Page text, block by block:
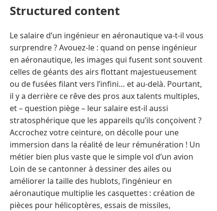
Structured content
Le salaire d’un ingénieur en aéronautique va-t-il vous
surprendre ? Avouez-le : quand on pense ingénieur
en aéronautique, les images qui fusent sont souvent
celles de géants des airs flottant majestueusement
ou de fusées filant vers l’infini… et au-delà. Pourtant,
il y a derrière ce rêve des pros aux talents multiples,
et – question piège – leur salaire est-il aussi
stratosphérique que les appareils qu’ils conçoivent ?
Accrochez votre ceinture, on décolle pour une
immersion dans la réalité de leur rémunération ! Un
métier bien plus vaste que le simple vol d’un avion
Loin de se cantonner à dessiner des ailes ou
améliorer la taille des hublots, l’ingénieur en
aéronautique multiplie les casquettes : création de
pièces pour hélicoptères, essais de missiles,